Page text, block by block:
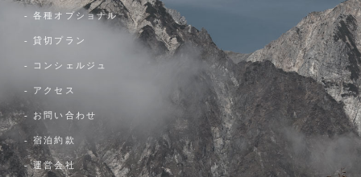
- 各種オプショナル
- 貸切プラン
- コンシェルジュ
- アクセス
- お問い合わせ
- 宿泊約款
- 運営会社